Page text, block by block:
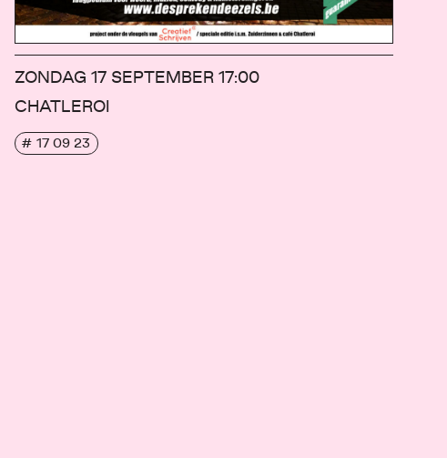
ZONDAG 17 SEPTEMBER 17:00
CHATLEROI
# 17 09 23